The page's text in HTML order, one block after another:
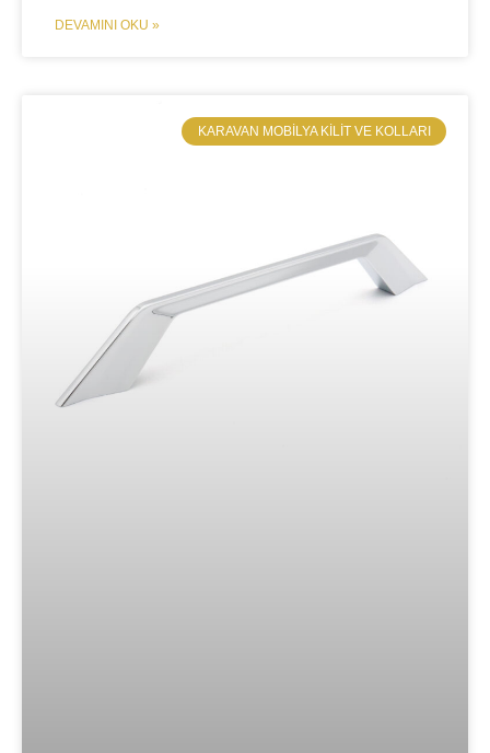
DEVAMINI OKU »
​KARAVAN MOBILYA KILIT VE KOLLARI